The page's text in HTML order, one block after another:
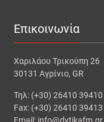
Επικοινωνία
Χαριλάου Τρικούπη 26
30131 Αγρίνιο, GR
Τηλ: (+30) 26410 39410
Fax: (+30) 26410 39413